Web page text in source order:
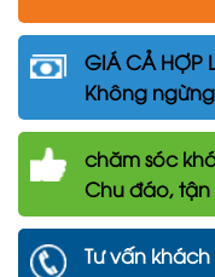
GIÁ CẢ HỢP
Không
chămsóc
Chu đáo, tận
Tư vấn